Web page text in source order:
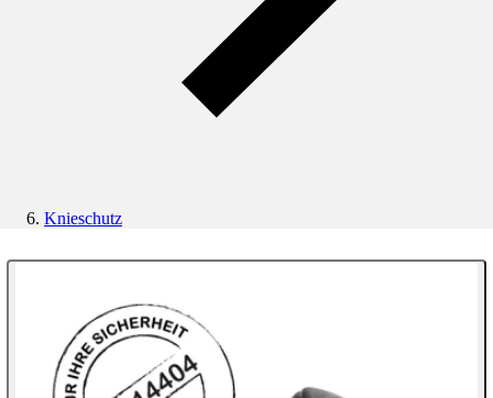
Knieschutz